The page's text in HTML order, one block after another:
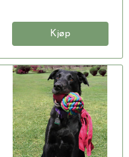
Kjøp